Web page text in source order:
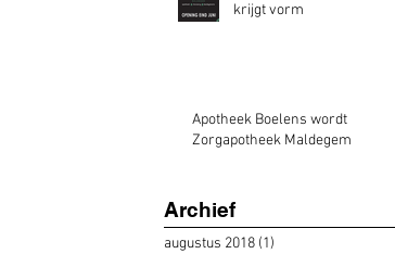
krijgt vorm
Apotheek Boelens wordt
Zorgapotheek Maldegem
Archief
augustus 2018 (1)